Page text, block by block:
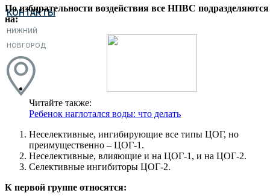
КОНТАКТЫ
НИЖНИЙ
НОВГОРОД
По избирательности воздействия все НПВС подразделяются
на:
Читайте также:
Ребенок наглотался воды: что делать
Неселективные, ингибирующие все типы ЦОГ, но
преимущественно – ЦОГ-1.
Неселективные, влияющие и на ЦОГ-1, и на ЦОГ-2.
Селективные ингибиторы ЦОГ-2.
К первой группе относятся: